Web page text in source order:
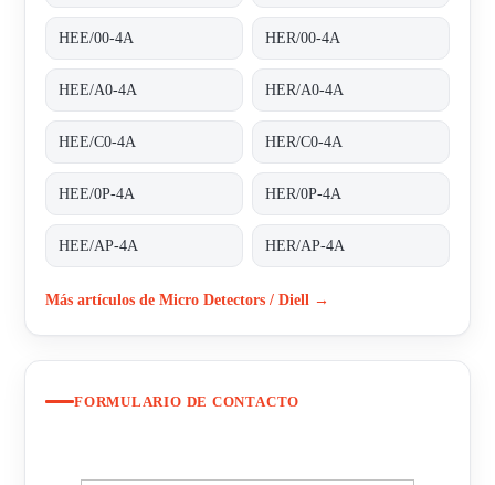
HEE/00-4A HER/00-4A
HEE/A0-4A HER/A0-4A
HEE/C0-4A HER/C0-4A
HEE/0P-4A HER/0P-4A
HEE/AP-4A HER/AP-4A
Más artículos de Micro Detectors / Diell →
FORMULARIO DE CONTACTO